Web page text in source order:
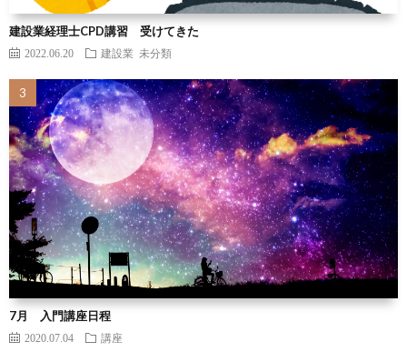
建設業経理士CPD講習 受けてきた
2022.06.20 建設業 未分類
7月 入門講座日程
2020.07.04 講座